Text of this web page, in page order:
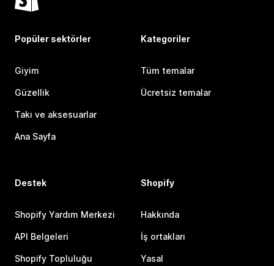
Popüler sektörler
Giyim
Güzellik
Takı ve aksesuarlar
Ana Sayfa
Kategoriler
Tüm temalar
Ücretsiz temalar
Destek
Shopify Yardım Merkezi
API Belgeleri
Shopify Topluluğu
Shopify
Hakkında
İş ortakları
Yasal